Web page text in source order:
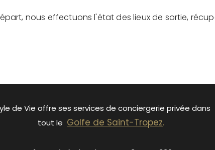
nous effectuons l'état des lieux de sortie,
de Vie offre ses services de conciergerie privée dans
tout le Golfe de Saint-Tropez.